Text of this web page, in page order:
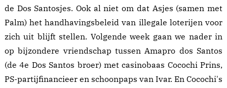
de Dos Santosjes. Ook al niet om dat Asjes (samen met
Palm) het handhavingsbeleid van illegale loterijen voor
zich uit blijft stellen. Volgende week gaan we nader in
op bijzondere vriendschap tussen Amapro dos Santos
(de 4e Dos Santos broer) met casinobaas Cocochi Prins,
PS-partijfinancieer en schoonpaps van Ivar. En Cocochi's